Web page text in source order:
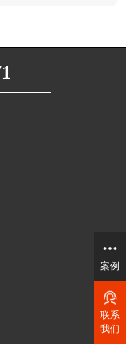
案例
联系
我们